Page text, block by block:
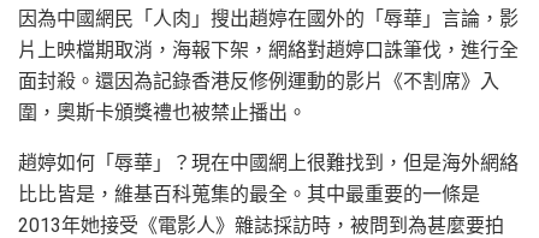
因為中國網民「人肉」搜出趙婷在國外的「辱華」言論，影
片上映檔期取消，海報下架，網絡對趙婷口誅筆伐，進行全
面封殺。還因為記錄香港反修例運動的影片《不割席》入
圍，奧斯卡頒獎禮也被禁止播出。
趙婷如何「辱華」？現在中國網上很難找到，但是海外網絡
比比皆是，維基百科蒐集的最全。其中最重要的一條是
2013年她接受《電影人》雜誌採訪時，被問到為甚麼要拍